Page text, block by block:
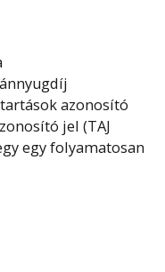
azonosító
jel (TAJ
egy folyamatosan